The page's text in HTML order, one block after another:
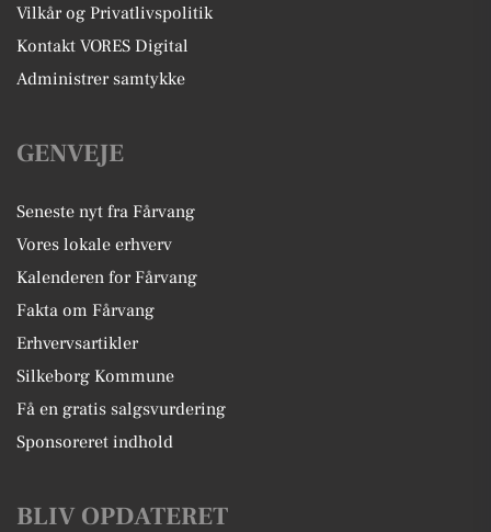
Vilkår og Privatlivspolitik
Kontakt VORES Digital
Administrer samtykke
GENVEJE
Seneste nyt fra Fårvang
Vores lokale erhverv
Kalenderen for Fårvang
Fakta om Fårvang
Erhvervsartikler
Silkeborg Kommune
Få en gratis salgsvurdering
Sponsoreret indhold
BLIV OPDATERET